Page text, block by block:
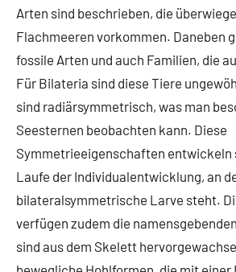
Arten sind beschrieben, die
Flachmeeren vorkommen. Daneben
fossile Arten und auch Familien, die
Für Bilateria sind diese Tiere
sind radiärsymmetrisch, was man
Seesternen beobachten kann. Diese
Symmetrieeigenschaften entwickeln
Laufe der Individualentwicklung, an
bilateralsymmetrische Larve steht.
verfügen zudem die
sind aus dem Skelett